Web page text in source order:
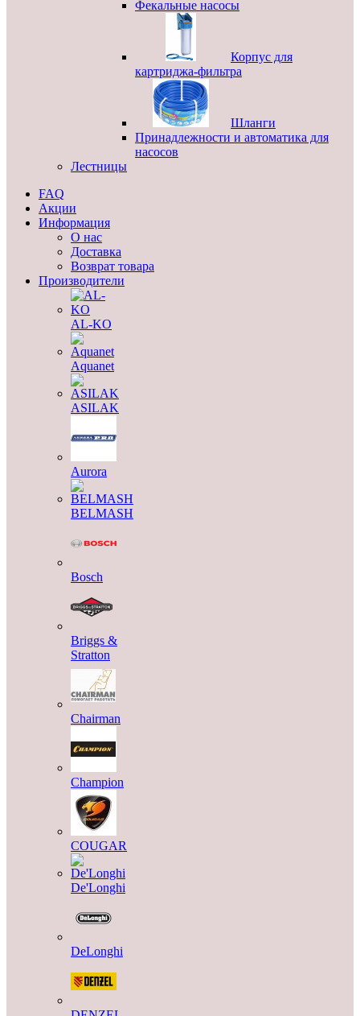
Фекальные насосы
Корпус для
картриджа-фильтра
Шланги
Принадлежности и автоматика для
насосов
Лестницы
FAQ
Акции
Информация
О нас
Доставка
Возврат товара
Производители
AL-KO
Aquanet
ASILAK
Aurora
BELMASH
Bosch
Briggs &
Stratton
Chairman
Champion
COUGAR
De'Longhi
DeLonghi